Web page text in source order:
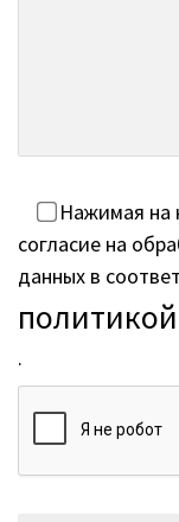
Нажимая на
согласие на
данных в
.